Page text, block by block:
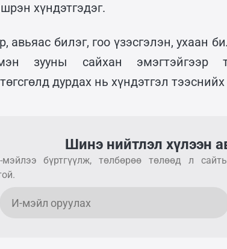
хүндэтгэдэг.
авьяас билэг, гоо үзэсгэлэн, ухаан
зууны сайхан эмэгтэйгээр
дурдах нь хүндэтгэл
Шинэ нийтлэл хүлээн
бүртгүүлж, төлбөрөө төлөөд л